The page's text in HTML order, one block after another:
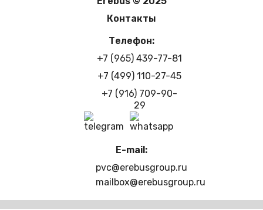
Контакты
Телефон:
+7 (965) 439-77-81
+7 (499) 110-27-45
+7 (916) 709-90-
29
E-mail:
pvc@erebusgroup.ru
mailbox@erebusgroup.ru